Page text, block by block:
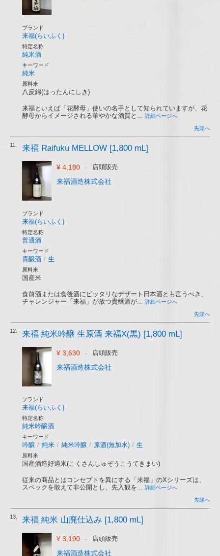
ブランド
来福(らいふく)
特定名称
純米酒
キーワード
純米
原料米
八反錦(はったんにしき)
来福といえば「花酵母」使いの名手として知られていますが、花
酵母からイメージされる華やかな酒質と... 詳細ページへ
先頭へ
11. 来福 Raifuku MELLOW [1,800 mL]
¥ 4,180 - 店頭販売
来福酒造株式会社
ブランド
来福(らいふく)
特定名称
普通酒
キーワード
貴醸酒 / 生
原料米
国産米
食前酒または食後酒にピッタリなデザート日本酒とも言うべき、
チャレンジャー「来福」が放つ貴醸酒が... 詳細ページへ
先頭へ
12. 来福 純米吟醸 生原酒 来福X(黒) [1,800 mL]
¥ 3,630 - 店頭販売
来福酒造株式会社
ブランド
来福(らいふく)
特定名称
純米吟醸酒
キーワード
吟醸 / 純米 / 純米吟醸 / 原酒(無加水) / 生
原料米
国産酒造好適米(こくさんしゅぞうこうてきまい)
従来の商品とはコンセプトを異にする「来福」のXシリーズは、
スペックを敢えて非公開とし、先入観を... 詳細ページへ
先頭へ
13. 来福 純米 山廃仕込み [1,800 mL]
¥ 3,190 - 店頭販売
来福酒造株式会社